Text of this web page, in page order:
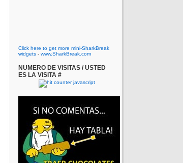
Click here to get more mini-SharkBreak
widgets - www.SharkBreak.com
NUMERO DE VISITAS / USTED
ES LA VISITA #